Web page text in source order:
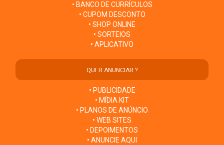
• BANCO DE CURRÍCULOS
• CUPOM DESCONTO
• SHOP ONLINE
• SORTEIOS
• APLICATIVO
QUER ANUNCIAR ?
• PUBLICIDADE
• MÍDIA KIT
• PLANOS DE ANÚNCIO
• WEB SITES
• DEPOIMENTOS
• ANUNCIE AQUI